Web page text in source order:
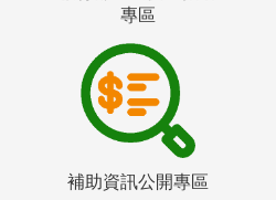
專區
補助資訊公開專區